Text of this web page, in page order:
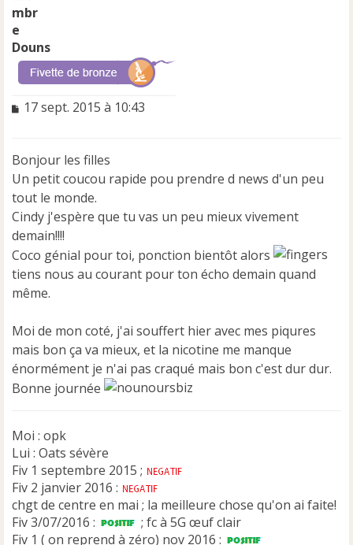
Douns
M
a
g
e
n
o
n
l
u
17 sept. 2015 à 10:43
Bonjour les filles
Un petit coucou rapide pou prendre d news d'un peu
tout le monde.
Cindy j'espère que tu vas un peu mieux vivement
demain!!!!
Coco génial pour toi, ponction bientôt alors
tiens nous au courant pour ton écho demain quand
même.
Moi de mon coté, j'ai souffert hier avec mes piqures
mais bon ça va mieux, et la nicotine me manque
énormément je n'ai pas craqué mais bon c'est dur dur.
Bonne journée
Moi : opk
Lui : Oats sévère
Fiv 1 septembre 2015 ;
Fiv 2 janvier 2016 :
chgt de centre en mai ; la meilleure chose qu'on ai faite!
Fiv 3/07/2016 :
; fc à 5G œuf clair
Fiv 1 ( on reprend à zéro) nov 2016 :